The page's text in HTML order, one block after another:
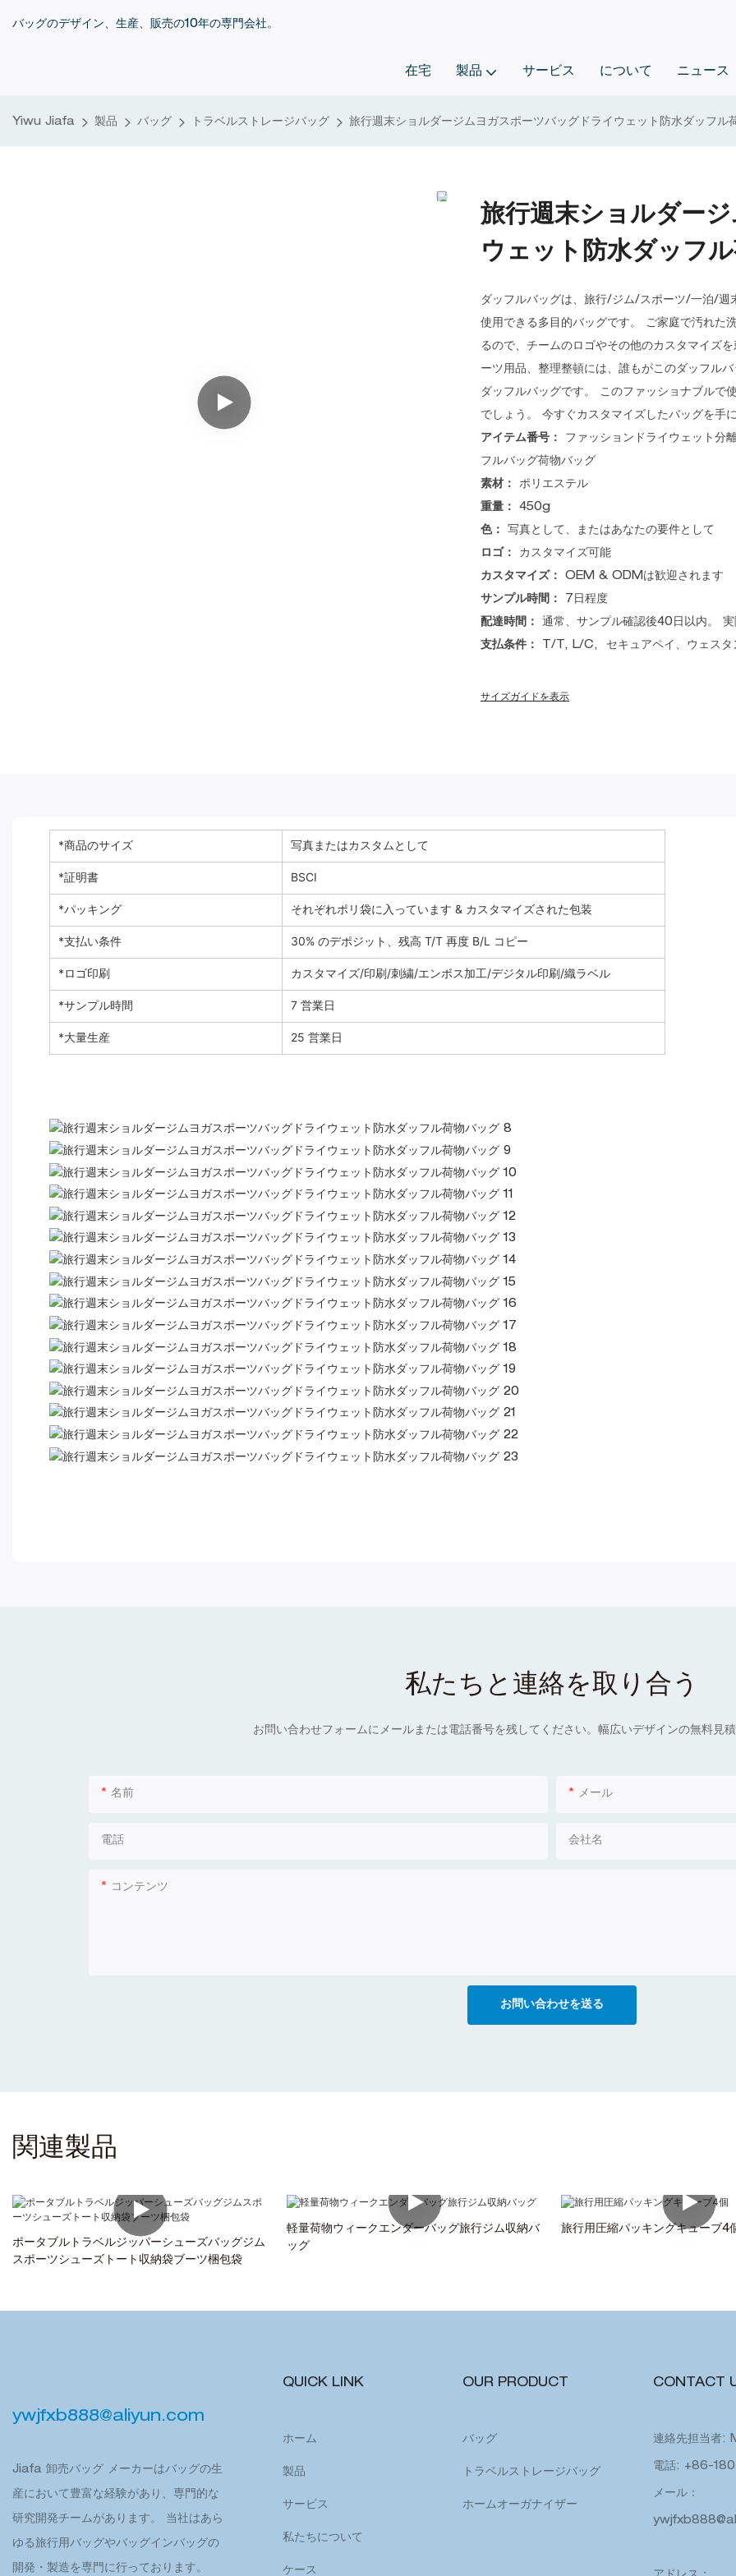
バッグのデザイン、生産、販売の10年の専門会社。
在宅 製品 サービス について ニュース
Yiwu Jiafa 製品 バッグ トラベルストレージバッグ 旅行週末ショルダージムヨガスポーツバッグドライウェット防水ダッフル
旅行週末ショルダー
ウェット防水ダッフ
ダッフルバッグは、旅行/ジム/スポーツ/一泊/
使用できる多目的バッグです。 ご家庭で汚れた
るので、チームのロゴやその他のカスタマイズ
ーツ用品、整理整頓には、誰もがこのダッフル
ダッフルバッグです。 このファッショナブルで
でしょう。 今すぐカスタマイズしたバッグを手
アイテム番号： ファッションドライウェット分
フルバッグ荷物バッグ
素材： ポリエステル
重量： 450g
色： 写真として、またはあなたの要件として
ロゴ： カスタマイズ可能
カスタマイズ： OEM & ODMは歓迎されます
サンプル時間：
7日程度
配達時間： 通常、サンプル確認後40日以内。 実
支払条件：
T/T, L/C, セキュアペイ、ウェスタ
サイズガイドを表示
*商品のサイズ 写真またはカスタムとして
*証明書 BSCI
*パッキング それぞれポリ袋に入っています & カスタマイズされた包装
*支払い条件 30% のデポジット、残高 T/T 再度 B/L コピー
*ロゴ印刷 カスタマイズ/印刷/刺繍/エンボス加工/デジタル印刷/織ラベル
*サンプル時間 7 営業日
*大量生産 25 営業日
私たちと連絡を取り合う
お問い合わせフォームにメールまたは電話番号を残してください。幅広いデザインの無料見積
名前 メール
電話 会社名
コンテンツ
お問い合わせを送る
関連製品
ポータブルトラベルジッパーシューズバッグジム
スポーツシューズトート収納袋ブーツ梱包袋
軽量荷物ウィークエンダーバッグ旅行ジム収納バ
ッグ
旅行用圧縮パッキングキューブ4
ywjfxb888@aliyun.com
Jiafa 卸売バッグ メーカーはバッグの生
産において豊富な経験があり、専門的な
研究開発チームがあります。 当社はあら
ゆる旅行用バッグやバッグインバッグの
開発・製造を専門に行っております。
QUICK LINK
ホーム
製品
サービス
私たちについて
ケース
OUR PRODUCT
バッグ
トラベルストレージバッグ
ホームオーガナイザー
CONTACT
連絡先担当者:
電話: +86-
メール：